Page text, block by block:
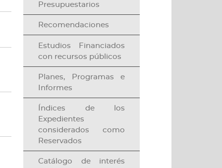
documento
documento
Presupuestarios
Recomendaciones
Estudios Financiados
con recursos públicos
Planes, Programas e
Informes
Índices de los
Expedientes
considerados como
Reservados
Catálogo de interés